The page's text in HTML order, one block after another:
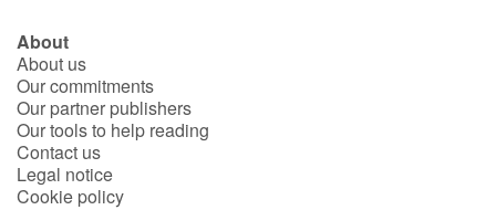
About
About us
Our commitments
Our partner publishers
Our tools to help reading
Contact us
Legal notice
Cookie policy